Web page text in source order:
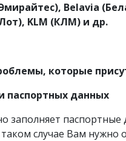
Belavia
KLM (КЛМ) и др.
которые
паспортных данных
заполняет
случае Вам